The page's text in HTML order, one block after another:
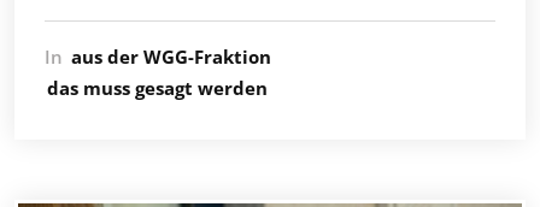
In aus der WGG-Fraktion
das muss gesagt werden